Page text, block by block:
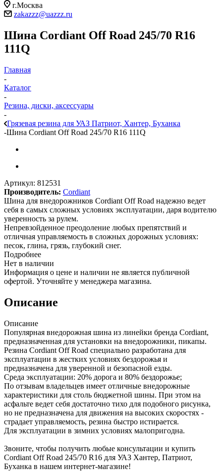
г.Москва
zakazzz@uazzz.ru
Шина Cordiant Off Road 245/70 R16
111Q
Главная
-
Каталог
-
Резина, диски, аксессуары
-
Грязевая резина для УАЗ Патриот, Хантер, Буханка
-Шина Cordiant Off Road 245/70 R16 111Q
Артикул: 812531
Производитель: Cordiant
Шина для внедорожников Cordiant Off Road надежно ведет
себя в самых сложных условиях эксплуатации, даря водителю
уверенность за рулем.
Непревзойденное преодоление любых препятствий и
отличная управляемость в сложных дорожных условиях:
песок, глина, грязь, глубокий снег.
Подробнее
Нет в наличии
Информация о цене и наличии не является публичной
офертой. Уточняйте у менеджера магазина.
Описание
Описание
Популярная внедорожная шина из линейки бренда Cordiant,
предназначенная для установки на внедорожники, пикапы.
Резина Cordiant Off Road специально разработана для
эксплуатации в жестких условиях бездорожья и
предназначена для уверенной и безопасной езды.
Среда эксплуатации: 20% дорога и 80% бездорожье;
По отзывам владельцев имеет отличные внедорожные
характеристики для столь бюджетной шины. При этом на
асфальте ведет себя достаточно тихо для подобного рисунка,
но не предназначена для движения на высоких скоростях -
страдает управляемость, резина быстро истирается.
Для эксплуатации в зимних условиях малопригодна.
Звоните, чтобы получить любые консультации и купить
Cordiant Off Road 245/70 R16 для УАЗ Хантер, Патриот,
Буханка в нашем интернет-магазине!